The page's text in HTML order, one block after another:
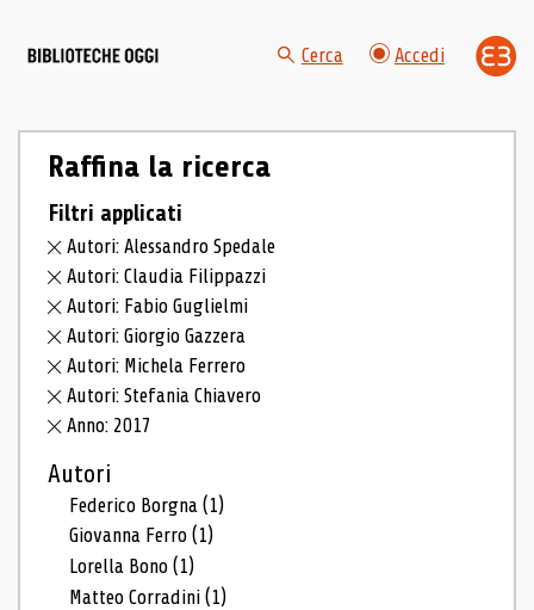
Cerca Accedi
Raffina la ricerca
Filtri applicati
Autori: Alessandro Spedale
Autori: Claudia Filippazzi
Autori: Fabio Guglielmi
Autori: Giorgio Gazzera
Autori: Michela Ferrero
Autori: Stefania Chiavero
Anno: 2017
Autori
Federico Borgna(1)
Giovanna Ferro(1)
Lorella Bono(1)
Matteo Corradini(1)